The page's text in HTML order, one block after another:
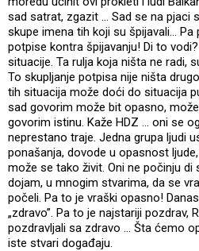
sad satrat, zgazit ... Sad se na pjaci
skupe imena tih koji su špijavali... Pa
potpise kontra špijavanju! Di to
situacije. Ta rulja koja ništa ne radi,
To skupljanje potpisa nije ništa
tih situacija može doći do situacija
sad govorim može bit opasno,
govorim istinu. Kaže HDZ ... oni se
neprestano traje. Jedna grupa ljudi
ponašanja, dovode u opasnost
može se tako živit. Oni ne počinju di
dojam, u mnogim stvarima, da se
počeli. Pa to je vraški opasno!
„zdravo”. Pa to je najstariji pozdrav,
pozdravljali sa zdravo ... Šta ćemo
iste stvari događaju.